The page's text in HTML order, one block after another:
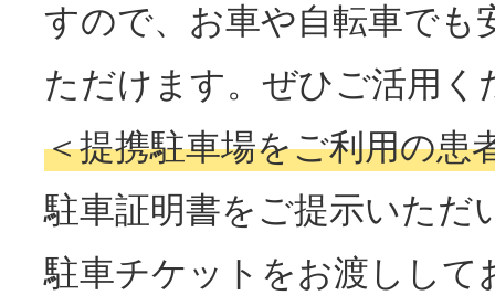
すので、お車や自転車でも
ただけます。ぜひご活用く
＜提携駐車場をご利用の患
駐車証明書をご提示いただ
駐車チケットをお渡しして